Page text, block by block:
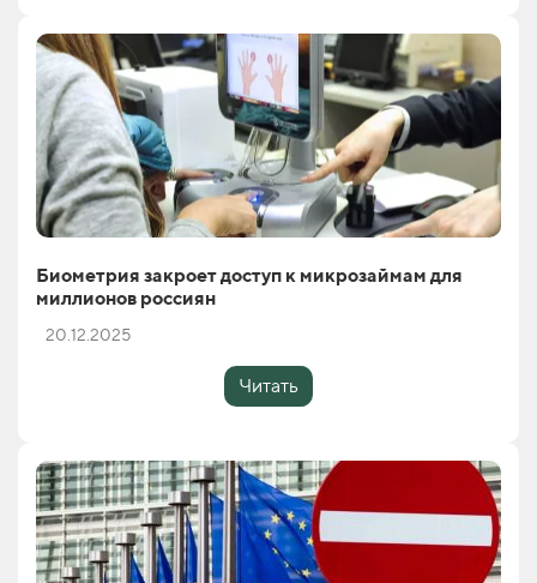
Биометрия закроет доступ к микрозаймам для
миллионов россиян
20.12.2025
Читать